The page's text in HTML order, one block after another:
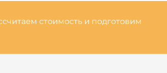
стоимость и подготовим